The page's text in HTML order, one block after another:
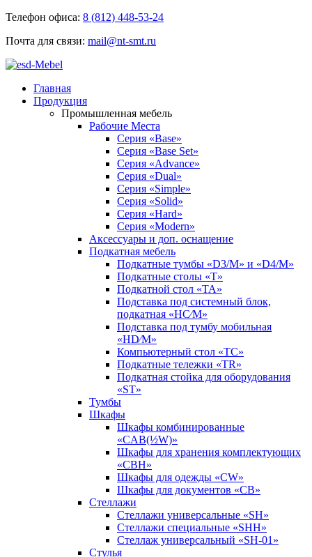
Телефон офиса: 8 (812) 448-53-24
Почта для связи: mail@nt-smt.ru
Главная
Продукция
Промышленная мебель
Рабочие Места
Серия «Base»
Серия «Base Set»
Серия «Advance»
Серия «Dual»
Серия «Simple»
Серия «Solid»
Серия «Hard»
Серия «Modern»
Аксессуары и доп. оснащение
Подкатная мебель
Подкатные тумбы «D3/M» и «D4/M»
Подкатные столы «T»
Подкатной стол «TA»
Подставка под системный блок,
подкатная «HC⁄M»
Подставка под тумбу мобильная
«HD⁄M»
Компьютерный стол «TC»
Подкатные тележки «TR»
Подкатная стойка для оборудования
«ST»
Тумбы
Шкафы
Шкафы комбинированные
«CAB(½W)»
Шкафы для хранения комплектующих
«CBH»
Шкафы для одежды «CW»
Шкафы для документов «CB»
Стеллажи
Стеллажи универсальные «SH»
Стеллажи специальные «SHH»
Стеллаж универсальный «SH-01»
Стулья